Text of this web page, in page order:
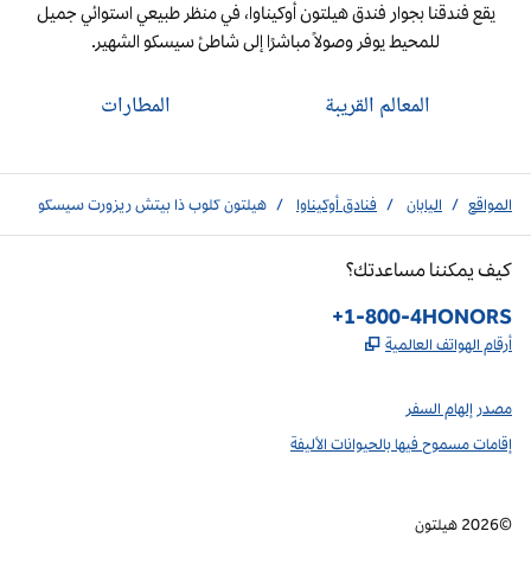
يقع فندقنا بجوار فندق هيلتون أوكيناوا، في منظر طبيعي استوائي جميل
للمحيط يوفر وصولاً مباشرًا إلى شاطئ سيسكو الشهير.
المعالم القريبة المطارات
المواقع / اليابان / فنادق أوكيناوا / هيلتون كلوب ذا بيتش ريزورت سيسكو
كيف يمكننا مساعدتك؟
الهاتف:
+1-800-4HONORS
أرقام الهواتف العالمية
مصدر إلهام السفر
إقامات مسموح فيها بالحيوانات الأليفة
©
2026 هيلتون